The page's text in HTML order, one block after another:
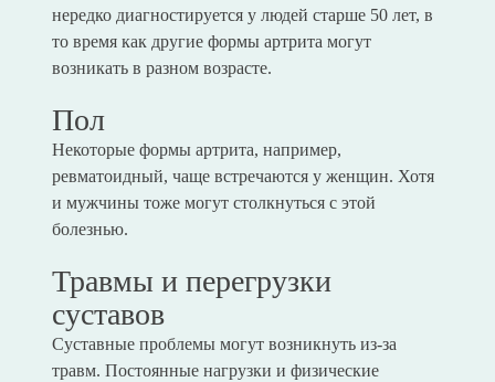
нередко диагностируется у людей старше 50 лет, в
то время как другие формы артрита могут
возникать в разном возрасте.
Пол
Некоторые формы артрита, например,
ревматоидный, чаще встречаются у женщин. Хотя
и мужчины тоже могут столкнуться с этой
болезнью.
Травмы и перегрузки
суставов
Суставные проблемы могут возникнуть из-за
травм. Постоянные нагрузки и физические